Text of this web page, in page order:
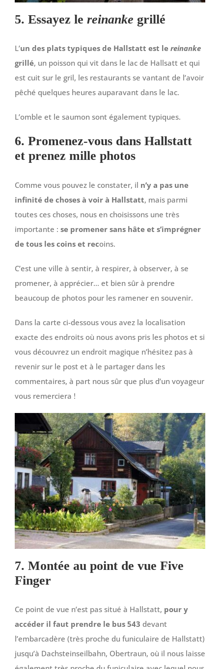
5. Essayez le reinanke grillé
L’un des plats typiques de Hallstatt est le reinanke
grillé, un poisson qui vit dans le lac de Hallsatt et qui
est cuit sur le gril, les restaurants se vantant de l’avoir
pêché quelques heures auparavant dans le lac.
L’omble et le saumon sont également typiques.
6. Promenez-vous dans Hallstatt
et prenez mille photos
Comme vous pouvez le constater, il n’y a pas une
infinité de choses à voir à Hallstatt, mais parmi
toutes ces choses, nous en choisissons une très
importante : se promener sans hâte et s’imprégner
de tous les coins et recoins.
C’est une ville à sentir, à respirer, à observer, à se
promener, à apprécier… et bien sûr à prendre
beaucoup de photos pour les ramener en souvenir.
Dans la carte ci-dessous vous avez la localisation
exacte des endroits où nous avons pris les photos et si
vous découvrez un endroit magique n’hésitez pas à
revenir sur le post et à le partager dans les
commentaires, à part nous sûr que plus d’un voyageur
vous remerciera !
7. Montée au point de vue Five
Finger
Ce point de vue n’est pas situé à Hallstatt, pour y
accéder il faut prendre le bus 543 devant
l’embarcadère (très proche du funiculaire de Hallstatt)
jusqu’à Dachsteinseilbahn, Obertraun, où il nous laisse